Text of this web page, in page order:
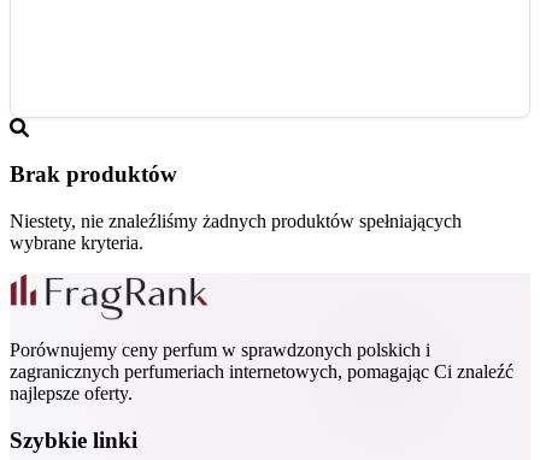
Brak produktów
Niestety, nie znaleźliśmy żadnych produktów spełniających
wybrane kryteria.
Porównujemy ceny perfum w sprawdzonych polskich i
zagranicznych perfumeriach internetowych, pomagając Ci znaleźć
najlepsze oferty.
Szybkie linki